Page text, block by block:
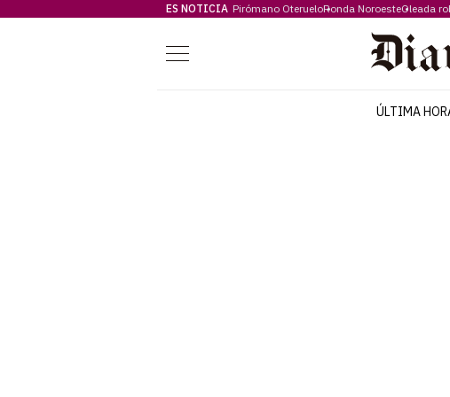
ES NOTICIA Pirómano OterueloRonda NoroesteOleada
Menú
ÚLTIMA